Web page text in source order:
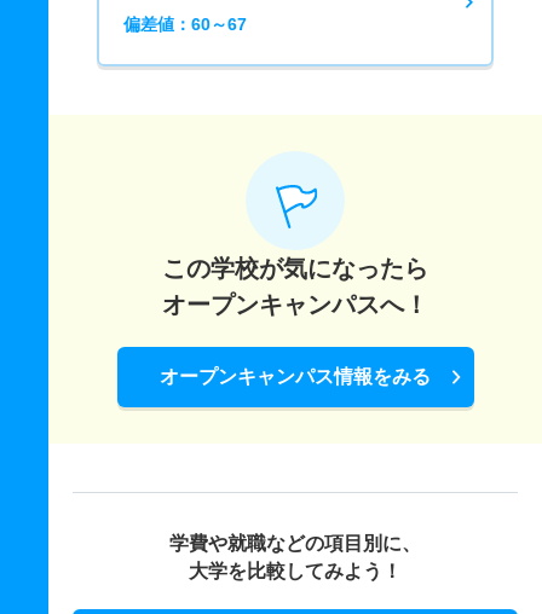
偏差値：60～67
この学校が気になったら
オープンキャンパスへ！
オープンキャンパス情報をみる
学費や就職などの項目別に、
大学を比較してみよう！